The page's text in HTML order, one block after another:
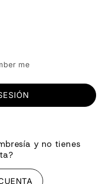
me
y no tienes